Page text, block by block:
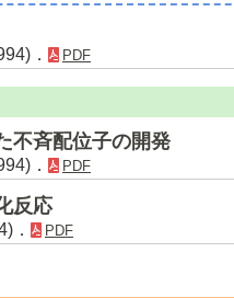
． PDF
不斉配位子の開発
． PDF
反応
． PDF